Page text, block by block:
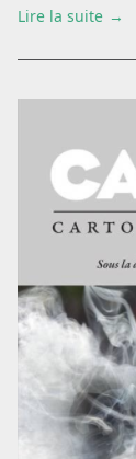
Lire la suite